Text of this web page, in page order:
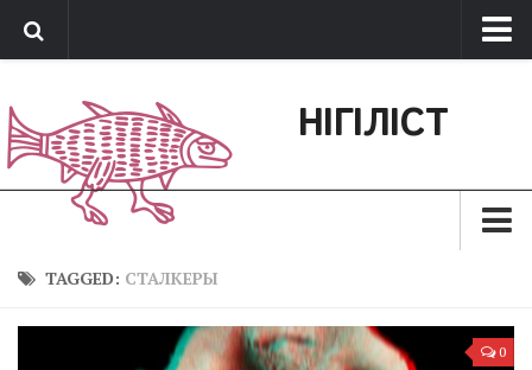
Обратная связь
Поддержать сайт
НІГІЛІСТ
Зараз
TAGGED: СТАЛКЕРЫ
0